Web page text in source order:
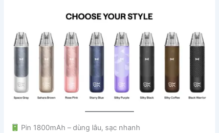
Pin 1800mAh – dùng lâu, sạc nhanh